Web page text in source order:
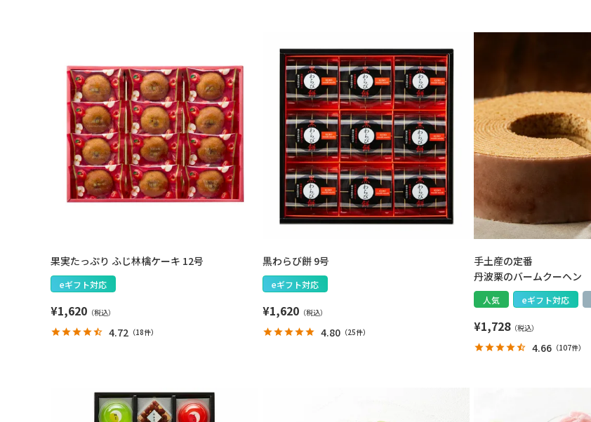
果実たっぷり ふじ林檎ケーキ 12号
eギフト対応
¥1,620
4.72 （18件）
黒わらび餅 9号
eギフト対応
¥1,620
4.80（25件）
手土産の定番
丹波栗のバームクーヘン
人気 eギフト対応
¥1,728
4.66 （107件）